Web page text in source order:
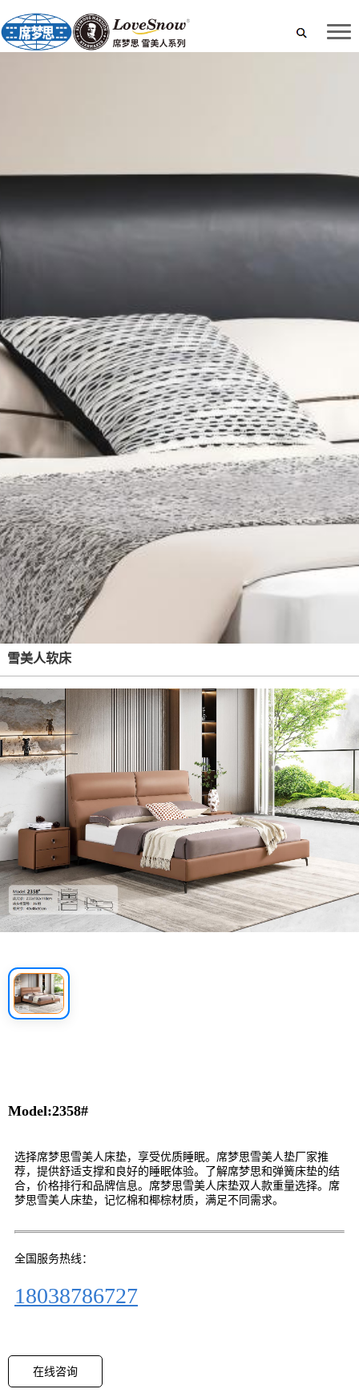
雪美人软床
Model:2358#
选择席梦思雪美人床垫，享受优质睡眠。席梦思雪美人垫厂家推
荐，提供舒适支撑和良好的睡眠体验。了解席梦思和弹簧床垫的结
合，价格排行和品牌信息。席梦思雪美人床垫双人款重量选择。席
梦思雪美人床垫，记忆棉和椰棕材质，满足不同需求。
全国服务热线：
18038786727
在线咨询